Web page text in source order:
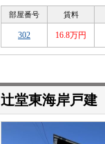
部屋番号 賃料
302 16.8万円
辻堂東海岸戸建